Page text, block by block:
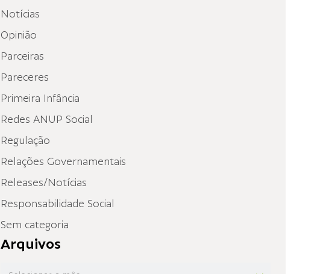
Notícias
Opinião
Parceiras
Pareceres
Primeira Infância
Redes ANUP Social
Regulação
Relações Governamentais
Releases/Notícias
Responsabilidade Social
Sem categoria
Arquivos